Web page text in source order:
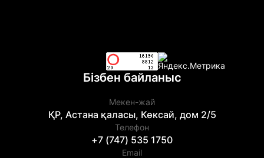
Бізбен байланыс
Мекен-жай
ҚР, Астана қаласы, Көксай, дом 2/5
Телефон
+7 (747) 535 1750
Email